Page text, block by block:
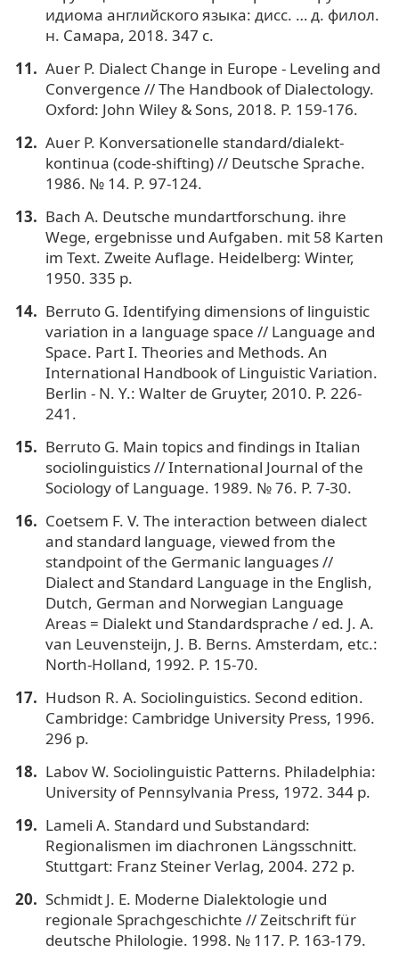
идиома английского языка: дисc. … д. филол.
н. Самара, 2018. 347 с.
Auer P. Dialect Change in Europe - Leveling and
Convergence // The Handbook of Dialectology.
Oxford: John Wiley & Sons, 2018. P. 159-176.
Auer P. Konversationelle standard/dialekt-
kontinua (code-shifting) // Deutsche Sprache.
1986. № 14. P. 97-124.
Bach A. Deutsche mundartforschung. ihre
Wege, ergebnisse und Aufgaben. mit 58 Karten
im Text. Zweite Auflage. Heidelberg: Winter,
1950. 335 p.
Berruto G. Identifying dimensions of linguistic
variation in a language space // Language and
Space. Part I. Theories and Methods. An
International Handbook of Linguistic Variation.
Berlin - N. Y.: Walter de Gruyter, 2010. P. 226-
241.
Berruto G. Main topics and findings in Italian
sociolinguistics // International Journal of the
Sociology of Language. 1989. № 76. P. 7-30.
Coetsem F. V. The interaction between dialect
and standard language, viewed from the
standpoint of the Germanic languages //
Dialect and Standard Language in the English,
Dutch, German and Norwegian Language
Areas = Dialekt und Standardsprache / ed. J. A.
van Leuvensteijn, J. B. Berns. Amsterdam, etc.:
North-Holland, 1992. P. 15-70.
Hudson R. A. Sociolinguistics. Second edition.
Cambridge: Cambridge University Press, 1996.
296 p.
Labov W. Sociolinguistic Patterns. Philadelphia:
University of Pennsylvania Press, 1972. 344 p.
Lameli A. Standard und Substandard:
Regionalismen im diachronen Längsschnitt.
Stuttgart: Franz Steiner Verlag, 2004. 272 p.
Schmidt J. E. Moderne Dialektologie und
regionale Sprachgeschichte // Zeitschrift für
deutsche Philologie. 1998. № 117. P. 163-179.